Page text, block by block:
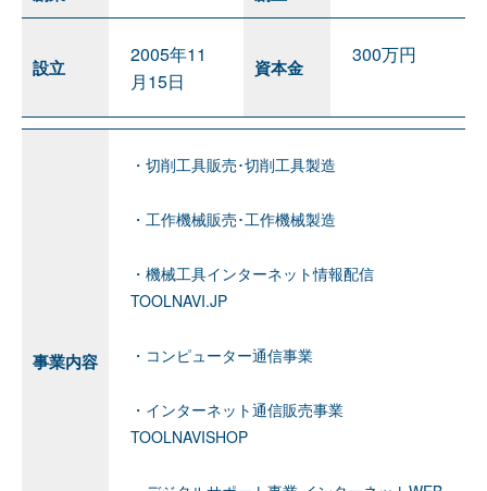
設立
2005年11
月15日
資本金
300万円
事業内容
・切削工具販売･切削工具製造
・工作機械販売･工作機械製造
・機械工具インターネット情報配信
TOOLNAVI.JP
・コンピューター通信事業
・インターネット通信販売事業
TOOLNAVISHOP